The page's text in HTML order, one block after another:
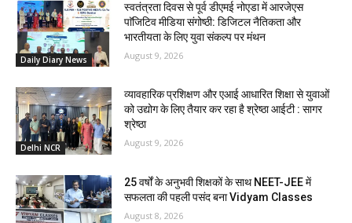
Daily Diary News
स्वतंत्रता दिवस से पूर्व डीएमई नोएडा में आरजेएस
पाॅजिटिव मीडिया संगोष्ठी: डिजिटल नैतिकता और
भारतीयता के लिए युवा संकल्प पर मंथन
August 9, 2026
Delhi NCR
व्यावहारिक प्रशिक्षण और एआई आधारित शिक्षा से युवाओं
को उद्योग के लिए तैयार कर रहा है श्रेष्ठा आईटी : सागर
श्रेष्ठा
August 9, 2026
25 वर्षों के अनुभवी शिक्षकों के साथ NEET-JEE में
सफलता की पहली पसंद बना Vidyam Classes
August 8, 2026